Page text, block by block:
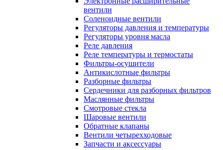
вентили
Соленоидные вентили
Регуляторы давления и температуры
Регуляторы уровня масла
Реле давления
Реле температуры и термостаты
Фильтры-осушители
Антикислотные фильтры
Разборные фильтры
Сердечники для разборных фильтров
Маслянные фильтры
Смотровые стекла
Шаровые вентили
Обратные клапаны
Вентили четырехходовые
Запчасти и аксессуары